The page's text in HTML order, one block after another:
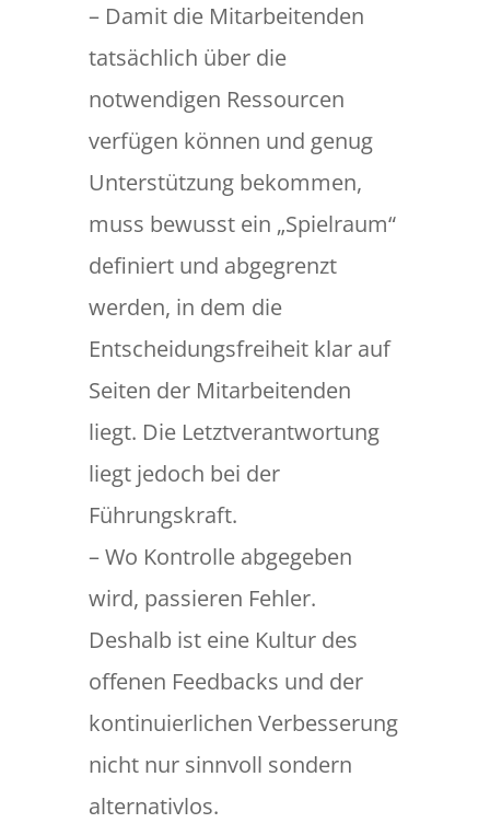
– Damit die Mitarbeitenden
tatsächlich über die
notwendigen Ressourcen
verfügen können und genug
Unterstützung bekommen,
muss bewusst ein „Spielraum“
definiert und abgegrenzt
werden, in dem die
Entscheidungsfreiheit klar auf
Seiten der Mitarbeitenden
liegt. Die Letztverantwortung
liegt jedoch bei der
Führungskraft.
– Wo Kontrolle abgegeben
wird, passieren Fehler.
Deshalb ist eine Kultur des
offenen Feedbacks und der
kontinuierlichen Verbesserung
nicht nur sinnvoll sondern
alternativlos.